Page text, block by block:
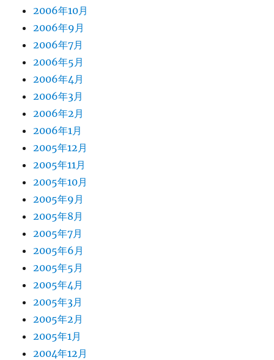
2006年10月
2006年9月
2006年7月
2006年5月
2006年4月
2006年3月
2006年2月
2006年1月
2005年12月
2005年11月
2005年10月
2005年9月
2005年8月
2005年7月
2005年6月
2005年5月
2005年4月
2005年3月
2005年2月
2005年1月
2004年12月